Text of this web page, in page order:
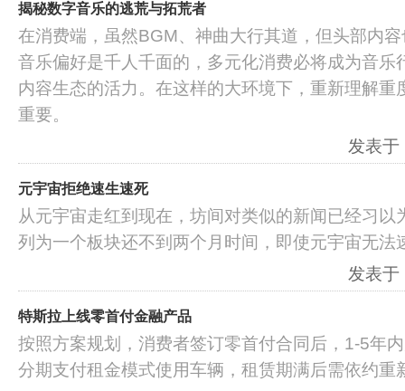
揭秘数字音乐的逃荒与拓荒者
在消费端，虽然BGM、神曲大行其道，但头部内
音乐偏好是千人千面的，多元化消费必将成为音乐
内容生态的活力。在这样的大环境下，重新理解重
重要。
发表
元宇宙拒绝速生速死
从元宇宙走红到现在，坊间对类似的新闻已经习以
列为一个板块还不到两个月时间，即使元宇宙无法
发表
特斯拉上线零首付金融产品
按照方案规划，消费者签订零首付合同后，1-5年
分期支付租金模式使用车辆，租赁期满后需依约重